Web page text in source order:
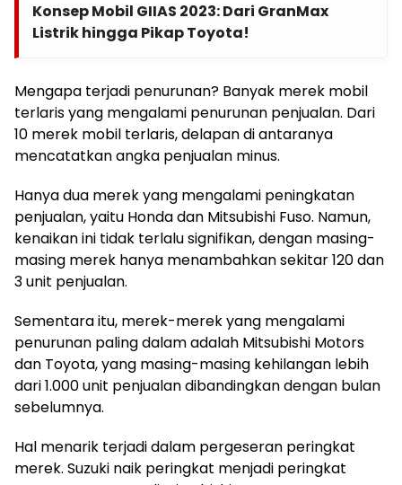
Konsep Mobil GIIAS 2023: Dari GranMax
Listrik hingga Pikap Toyota!
Mengapa terjadi penurunan? Banyak merek mobil
terlaris yang mengalami penurunan penjualan. Dari
10 merek mobil terlaris, delapan di antaranya
mencatatkan angka penjualan minus.
Hanya dua merek yang mengalami peningkatan
penjualan, yaitu Honda dan Mitsubishi Fuso. Namun,
kenaikan ini tidak terlalu signifikan, dengan masing-
masing merek hanya menambahkan sekitar 120 dan
3 unit penjualan.
Sementara itu, merek-merek yang mengalami
penurunan paling dalam adalah Mitsubishi Motors
dan Toyota, yang masing-masing kehilangan lebih
dari 1.000 unit penjualan dibandingkan dengan bulan
sebelumnya.
Hal menarik terjadi dalam pergeseran peringkat
merek. Suzuki naik peringkat menjadi peringkat